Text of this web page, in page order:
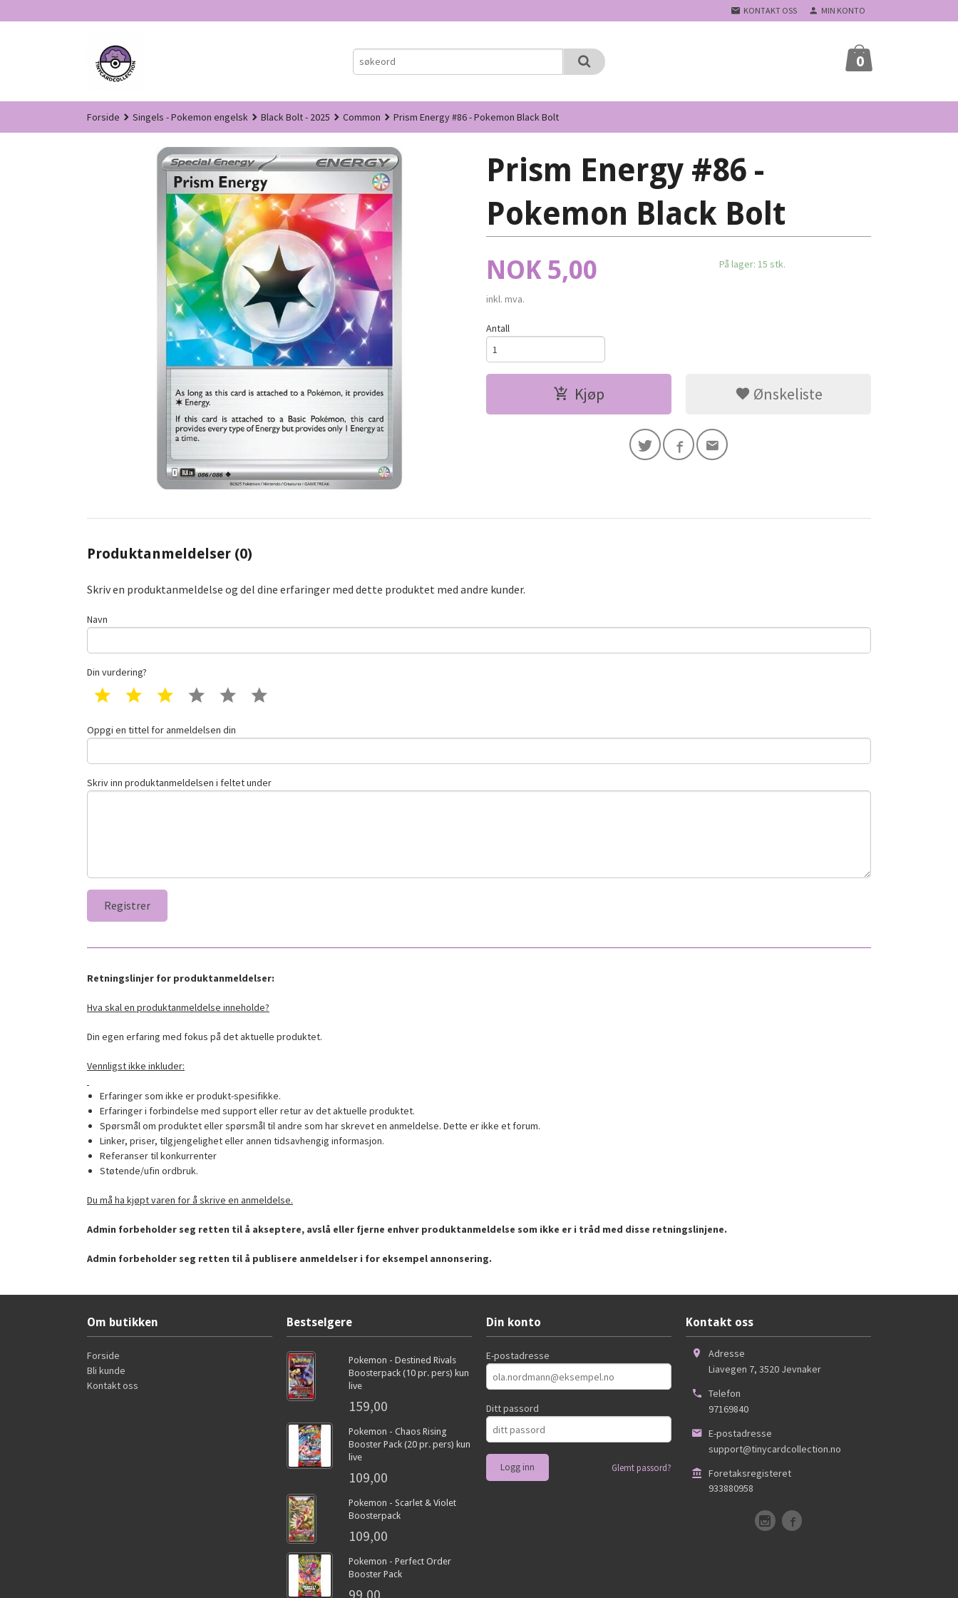
til
KONTAKT OSS MIN KONTO
0
Forside Singels - Pokemon engelsk Black Bolt - 2025 Common Prism Energy #86 - Pokemon Black Bolt
Prism Energy #86 -
Pokemon Black Bolt
Pris
NOK 5,00
inkl. mva.
På lager: 15 stk.
Antall
Kjøp Ønskeliste
Produktanmeldelser (0)
Skriv en produktanmeldelse og del dine erfaringer med dette produktet med andre kunder.
Navn
Din vurdering?
1 star 2 star 3 star 4 star 5 star
Oppgi en tittel for anmeldelsen din
Skriv inn produktanmeldelsen i feltet under
Retningslinjer for produktanmeldelser:
Hva skal en produktanmeldelse inneholde?
Din egen erfaring med fokus på det aktuelle produktet.
Vennligst ikke inkluder:
Erfaringer som ikke er produkt-spesifikke.
Erfaringer i forbindelse med support eller retur av det aktuelle produktet.
Spørsmål om produktet eller spørsmål til andre som har skrevet en anmeldelse. Dette er ikke et forum.
Linker, priser, tilgjengelighet eller annen tidsavhengig informasjon.
Referanser til konkurrenter
Støtende/ufin ordbruk.
Du må ha kjøpt varen for å skrive en anmeldelse.
Admin forbeholder seg retten til å akseptere, avslå eller fjerne enhver produktanmeldelse som ikke er i tråd med disse retningslinjene.
Admin forbeholder seg retten til å publisere anmeldelser i for eksempel annonsering.
Om butikken
Forside
Bli kunde
Kontakt oss
Bestselgere
Pokemon - Destined Rivals
Boosterpack (10 pr. pers) kun
live
159,00
Pokemon - Chaos Rising
Booster Pack (20 pr. pers) kun
live
109,00
Pokemon - Scarlet & Violet
Boosterpack
109,00
Pokemon - Perfect Order
Booster Pack
99,00
Din konto
E-postadresse
Ditt passord
Glemt passord?
Kontakt oss
Adresse
Liavegen 7, 3520 Jevnaker
Telefon
97169840
E-postadresse
support@tinycardcollection.no
Foretaksregisteret
933880958